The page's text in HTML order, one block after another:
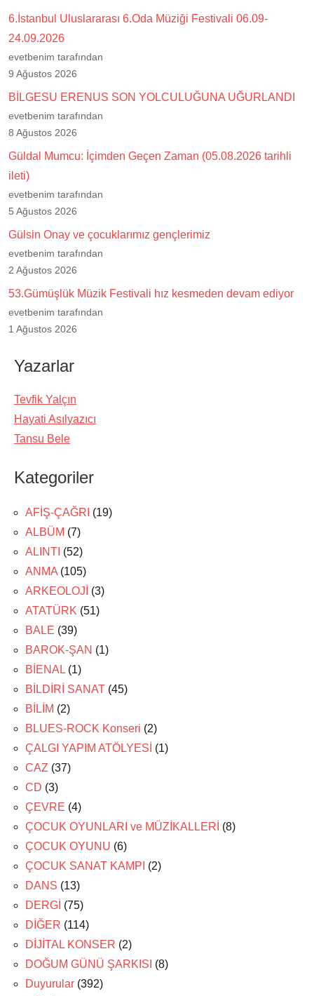
6.İstanbul Uluslararası 6.Oda Müziği Festivali 06.09-
24.09.2026
evetbenim tarafından
9 Ağustos 2026
BİLGESU ERENUS SON YOLCULUĞUNA UĞURLANDI
evetbenim tarafından
8 Ağustos 2026
Güldal Mumcu: İçimden Geçen Zaman (05.08.2026 tarihli
ileti)
evetbenim tarafından
5 Ağustos 2026
Gülsin Onay ve çocuklarımız gençlerimiz
evetbenim tarafından
2 Ağustos 2026
53.Gümüşlük Müzik Festivali hız kesmeden devam ediyor
evetbenim tarafından
1 Ağustos 2026
Yazarlar
Tevfik Yalçın
Hayati Asılyazıcı
Tansu Bele
Kategoriler
AFİŞ-ÇAĞRI (19)
ALBÜM (7)
ALINTI (52)
ANMA (105)
ARKEOLOJİ (3)
ATATÜRK (51)
BALE (39)
BAROK-ŞAN (1)
BİENAL (1)
BİLDİRİ SANAT (45)
BİLİM (2)
BLUES-ROCK Konseri (2)
ÇALGI YAPIM ATÖLYESİ (1)
CAZ (37)
CD (3)
ÇEVRE (4)
ÇOCUK OYUNLARI ve MÜZİKALLERİ (8)
ÇOCUK OYUNU (6)
ÇOCUK SANAT KAMPI (2)
DANS (13)
DERGİ (75)
DİĞER (114)
DİJİTAL KONSER (2)
DOĞUM GÜNÜ ŞARKISI (8)
Duyurular (392)